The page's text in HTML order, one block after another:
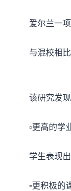
爱尔兰一
与混校相
该研究发
▫️更高的学
学生表现
▫️更积极的